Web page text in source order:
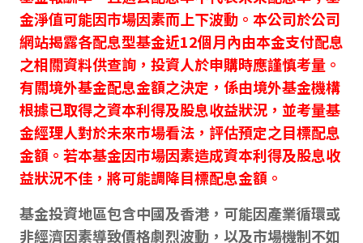
金淨值可能因市場因素而上下波動。本公司於公司
網站揭露各配息型基金近12個月內由本金支付配息
之相關資料供查詢，投資人於申購時應謹慎考量。
有關境外基金配息金額之決定，係由境外基金機構
根據已取得之資本利得及股息收益狀況，並考量基
金經理人對於未來市場看法，評估預定之目標配息
金額。若本基金因市場因素造成資本利得及股息收
益狀況不佳，將可能調降目標配息金額。
基金投資地區包含中國及香港，可能因產業循環或
非經濟因素導致價格劇烈波動，以及市場機制不如